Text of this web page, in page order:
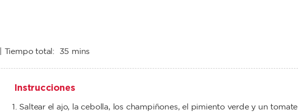
| Tiempo total: 35 mins
Instrucciones
Saltear el ajo, la cebolla, los champiñones, el pimiento verde y un tomate